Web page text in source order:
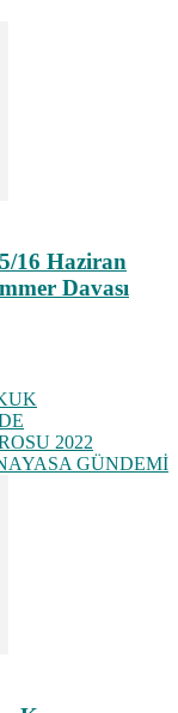
16 Haziran
Davası
2022
GÜNDEMİ